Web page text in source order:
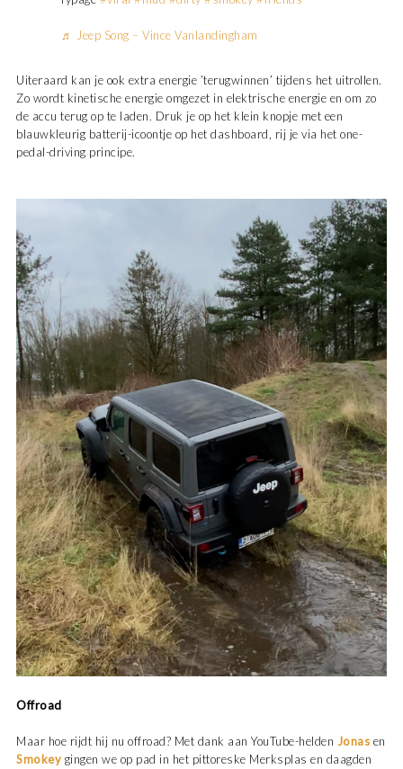
♬ Jeep Song – Vince Vanlandingham
Uiteraard kan je ook extra energie ’terugwinnen’ tijdens het uitrollen.
Zo wordt kinetische energie omgezet in elektrische energie en om zo
de accu terug op te laden. Druk je op het klein knopje met een
blauwkleurig batterij-icoontje op het dashboard, rij je via het one-
pedal-driving principe.
Offroad
Maar hoe rijdt hij nu offroad? Met dank aan YouTube-helden Jonas en
Smokey gingen we op pad in het pittoreske Merksplas en daagden